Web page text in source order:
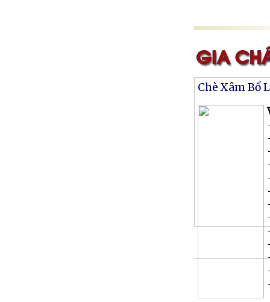
Chè Xâm Bổ